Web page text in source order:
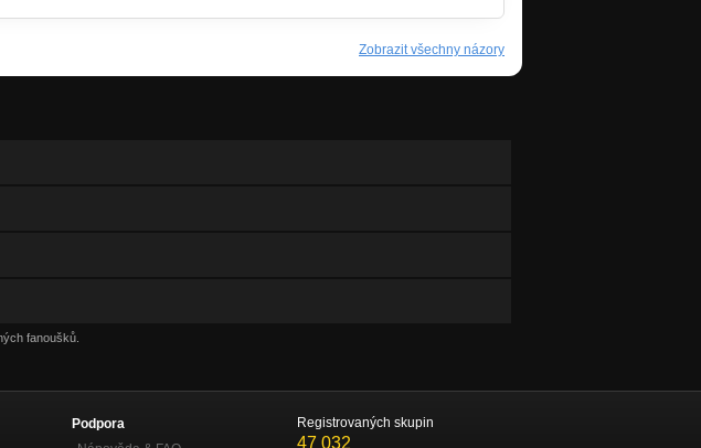
Zobrazit všechny názory
fanoušků.
Podpora
Registrovaných skupin
47 032